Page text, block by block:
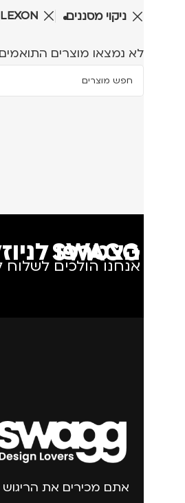
ניקוי מסננים LEXON
לא נמצאו מוצרים
הצטרפו לניוזלטר של SWAGG
אנחנו הולכים
אתם מכירים את